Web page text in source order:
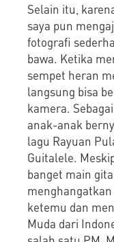
Selain itu,
saya pun
fotografi
bawa. Ketika
sempet heran
langsung bisa
kamera.
anak-anak
lagu Rayuan
Guitalele.
banget main
menghangatkan
ketemu dan
Muda dari